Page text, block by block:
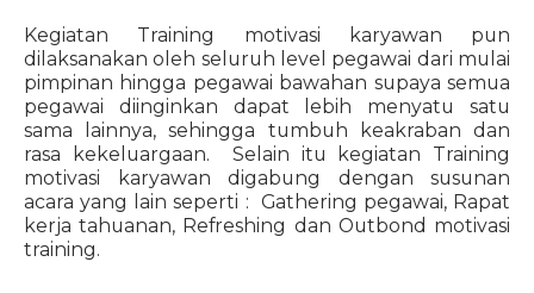
Kegiatan Training motivasi karyawan pun
dilaksanakan oleh seluruh level pegawai dari mulai
pimpinan hingga pegawai bawahan supaya semua
pegawai diinginkan dapat lebih menyatu satu
sama lainnya, sehingga tumbuh keakraban dan
rasa kekeluargaan. Selain itu kegiatan Training
motivasi karyawan digabung dengan susunan
acara yang lain seperti : Gathering pegawai, Rapat
kerja tahuanan, Refreshing dan Outbond motivasi
training.